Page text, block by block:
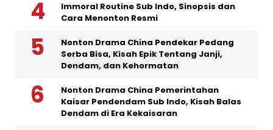
Immoral Routine Sub Indo, Sinopsis dan
Cara Menonton Resmi
Nonton Drama China Pendekar Pedang
Serba Bisa, Kisah Epik Tentang Janji,
Dendam, dan Kehormatan
Nonton Drama China Pemerintahan
Kaisar Pendendam Sub Indo, Kisah Balas
Dendam di Era Kekaisaran